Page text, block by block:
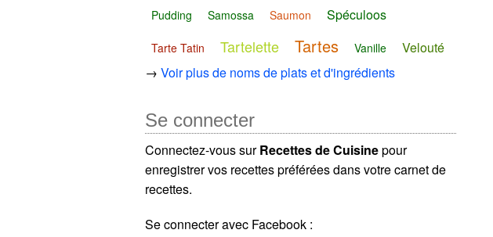
Pudding
Samossa Saumon Spéculoos
Tarte Tatin Tartelette Tartes Vanille
Velouté
→Voir plus de noms de plats et d'ingrédients
Se connecter
Connectez-vous surRecettes de Cuisinepour
enregistrer vos recettes préférées dans votre carnet de
recettes.
Se connecter avec Facebook :